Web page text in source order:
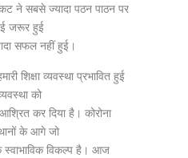
ने सबसे ज्यादा पठन पाठन पर
जरूर हुई
सफल नहीं हुई।
शिक्षा व्यवस्था प्रभावित हुई
को
कर दिया है। कोरोना
के आगे जो
विकल्प है। आज